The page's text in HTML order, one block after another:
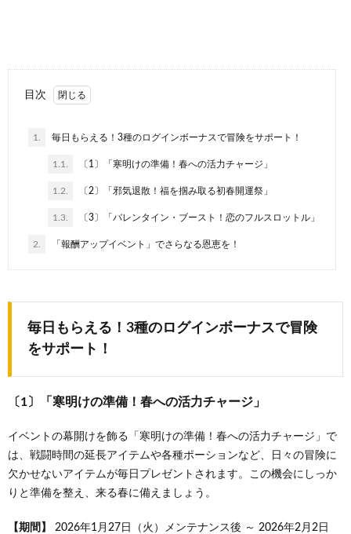
目次
1. 毎日もらえる！3種のログインボーナスで冒険をサポート！
1.1. 〔1〕「寒明けの準備！春への活力チャージ」
1.2. 〔2〕「邪気退散！福を掴み取る初春開運祭」
1.3. 〔3〕「バレンタイン・ブースト！恋のフルスロットル」
2. 「報酬アップイベント」でさらなる恩恵を！
毎日もらえる！3種のログインボーナスで冒険
をサポート！
〔1〕「寒明けの準備！春への活力チャージ」
イベントの幕開けを飾る「寒明けの準備！春への活力チャージ」で
は、戦闘時間の延長アイテムや各種ポーションなど、日々の冒険に
欠かせないアイテムが毎日プレゼントされます。この機会にしっか
りと準備を整え、来る春に備えましょう。
【期間】
2026年1月27日（火）メンテナンス後 ～ 2026年2月2日